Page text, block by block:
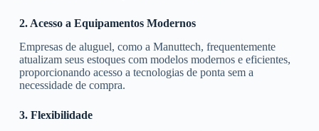
2. Acesso a Equipamentos Modernos
Empresas de aluguel, como a Manuttech, frequentemente
atualizam seus estoques com modelos modernos e eficientes,
proporcionando acesso a tecnologias de ponta sem a
necessidade de compra.
3. Flexibilidade